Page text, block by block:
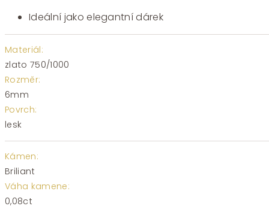
Ideální jako elegantní dárek
Materiál:
zlato 750/1000
Rozměr:
6mm
Povrch:
lesk
Kámen:
Briliant
Váha kamene:
0,08ct